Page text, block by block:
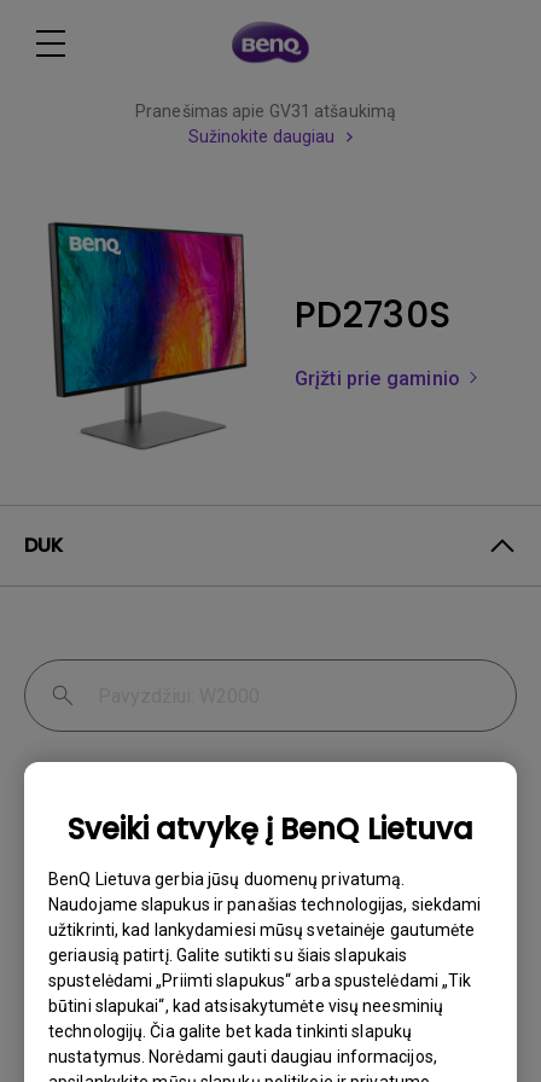
Sveiki atvykę į BenQ Lietuva
BenQ Lietuva gerbia jūsų duomenų privatumą.
Naudojame slapukus ir panašias technologijas, siekdami
užtikrinti, kad lankydamiesi mūsų svetainėje gautumėte
geriausią patirtį. Galite sutikti su šiais slapukais
spustelėdami „Priimti slapukus“ arba spustelėdami „Tik
būtini slapukai“, kad atsisakytumėte visų neesminių
technologijų. Čia galite bet kada tinkinti slapukų
nustatymus. Norėdami gauti daugiau informacijos,
Pranešimas apie GV31 atšaukimą
Sužinokite daugiau
PD2730S
Grįžti prie gaminio
DUK
Specifikacija ir funkcija
Kaip nustatyti dvigubus monitorius
naudojant „daisy chain“ jungtį per
„Thunderbolt 3“/„Thunderbolt 4“ prievadus?